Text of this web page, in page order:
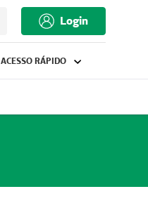
Login
ACESSO RÁPIDO